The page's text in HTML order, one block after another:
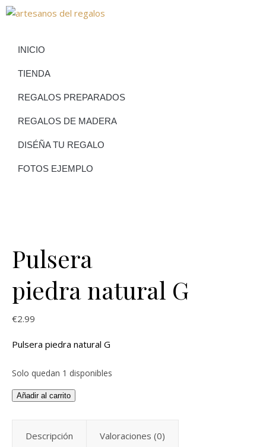
INICIO
TIENDA
REGALOS PREPARADOS
REGALOS DE MADERA
DISÉÑA TU REGALO
FOTOS EJEMPLO
Pulsera
piedra natural G
€2.99
Pulsera piedra natural G
Solo quedan 1 disponibles
Añadir al carrito
Descripción Valoraciones (0)